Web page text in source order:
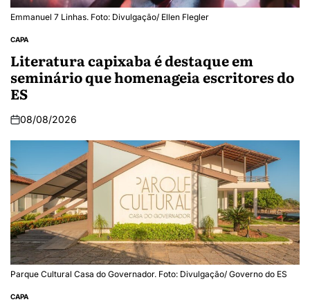
Emmanuel 7 Linhas. Foto: Divulgação/ Ellen Flegler
CAPA
Literatura capixaba é destaque em
seminário que homenageia escritores do
ES
08/08/2026
Parque Cultural Casa do Governador. Foto: Divulgação/ Governo do ES
CAPA